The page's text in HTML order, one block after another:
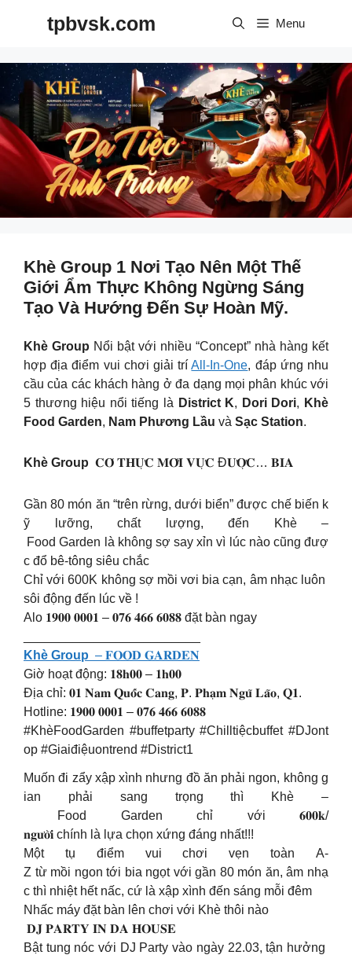
tpbvsk.com Menu
Khè Group 1 Nơi Tạo Nên Một Thế
Giới Ẩm Thực Không Ngừng Sáng
Tạo Và Hướng Đến Sự Hoàn Mỹ.
Khè Group Nổi bật với nhiều “Concept” nhà hàng kết
hợp địa điểm vui chơi giải tríAll-In-One, đáp ứng nhu
cầu của các khách hàng ở đa dạng mọi phân khúc với
5 thương hiệu nổi tiếng là District K, Dori Dori, Khè
Food Garden, Nam Phương Lầu và Sạc Station.
Khè Group 𝐂𝐎́ 𝐓𝐇𝐔̛̣𝐂 𝐌𝐎̛́𝐈 𝐕𝐔̛̣𝐂 Đ𝐔̛𝐎̛̣𝐂… 𝐁𝐈𝐀
Gần 80 món ăn “trên rừng, dưới biển” được chế biến k
ỹ lưỡng, chất lượng, đến Khè –
Food Garden là không sợ say xỉn vì lúc nào cũng đượ
c đổ bê-tông siêu chắc
Chỉ với 600K không sợ mồi vơi bia cạn, âm nhạc luôn
sôi động đến lúc về !
Alo 𝟏𝟗𝟎𝟎 𝟎𝟎𝟎𝟏 – 𝟎𝟕𝟔 𝟒𝟔𝟔 𝟔𝟎𝟖𝟖 đặt bàn ngay
Khè Group – 𝐅𝐎𝐎𝐃 𝐆𝐀𝐑𝐃𝐄𝐍
Giờ hoạt động: 𝟏𝟖𝐡𝟎𝟎 – 𝟏𝐡𝟎𝟎
Địa chỉ: 𝟎𝟏 𝐍𝐚𝐦 𝐐𝐮𝐨̂́𝐜 𝐂𝐚𝐧𝐠, 𝐏. 𝐏𝐡𝐚̣𝐦 𝐍𝐠𝐮̃ 𝐋𝐚̃𝐨, 𝐐𝟏.
Hotline: 𝟏𝟗𝟎𝟎 𝟎𝟎𝟎𝟏 – 𝟎𝟕𝟔 𝟒𝟔𝟔 𝟔𝟎𝟖𝟖
#KhèFoodGarden #buffetparty #Chilltiệcbuffet #DJont
op #Giaiđiệuontrend #District1
Muốn đi zẩy xập xình nhưng đồ ăn phải ngon, không g
ian phải sang trọng thì Khè –
Food Garden chỉ với 𝟔𝟎𝟎𝐤/
𝐧𝐠𝐮̛𝐨̛̀𝐢 chính là lựa chọn xứng đáng nhất!!!
Một tụ điểm vui chơi vẹn toàn A-
Z từ mồi ngon tới bia ngọt với gần 80 món ăn, âm nhạ
c thì nhiệt hết nấc, cứ là xập xình đến sáng mỗi đêm
Nhấc máy đặt bàn lên chơi với Khè thôi nào
𝐃𝐉 𝐏𝐀𝐑𝐓𝐘 𝐈𝐍 𝐃𝐀 𝐇𝐎𝐔𝐒𝐄
Bật tung nóc với DJ Party vào ngày 22.03, tận hưởng